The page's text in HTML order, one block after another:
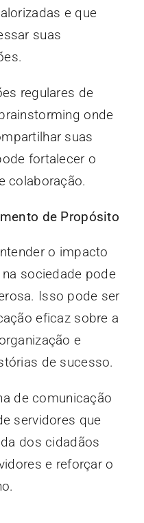
e que
suas
regulares de
onde
suas
fortalecer o
colaboração.
de Propósito
o impacto
sociedade pode
Isso pode ser
eficaz sobre a
e
de sucesso.
de comunicação
servidores que
dos cidadãos
e reforçar o